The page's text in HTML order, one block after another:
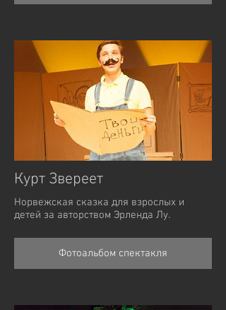
Курт Звереет
Норвежская сказка для взрослых и
детей за авторством Эрленда Лу.
Фотоальбом спектакля